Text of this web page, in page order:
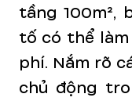
tầng 100m²,
tố có thể
phí. Nắm rõ
chủ động